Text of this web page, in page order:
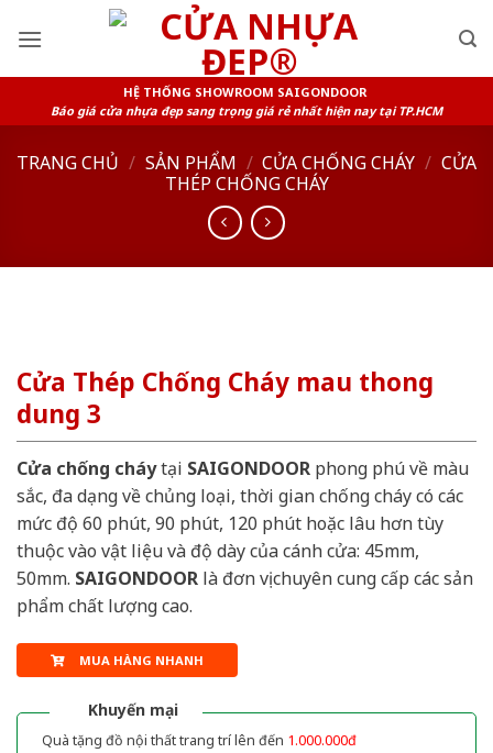
HỆ THỐNG SHOWROOM SAIGONDOOR
Báo giá cửa nhựa đẹp sang trọng giá rẻ nhất hiện nay tại TP.HCM
TRANG CHỦ / SẢN PHẨM / CỬA CHỐNG CHÁY / CỬA
THÉP CHỐNG CHÁY
Cửa Thép Chống Cháy mau thong
dung 3
Cửa chống cháytại SAIGONDOOR phong phú về màu
sắc, đa dạng về chủng loại, thời gian chống cháy có các
mức độ 60 phút, 90 phút, 120 phút hoặc lâu hơn tùy
thuộc vào vật liệu và độ dày của cánh cửa: 45mm,
50mm. SAIGONDOOR là đơn vị chuyên cung cấp các sản
phẩm chất lượng cao.
MUA HÀNG NHANH
Khuyến mại
Quà tặng đồ nội thất trang trí lên đến 1.000.000đ